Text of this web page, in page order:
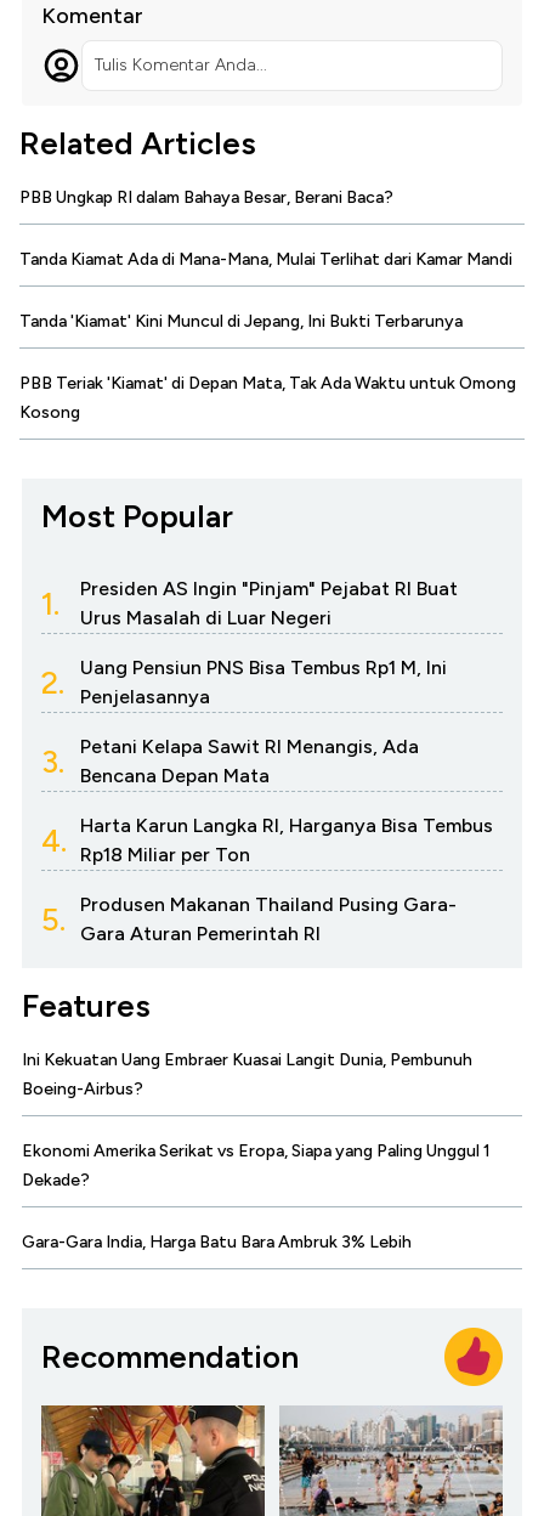
Komentar
Tulis Komentar Anda...
Related Articles
PBB Ungkap RI dalam Bahaya Besar, Berani Baca?
Tanda Kiamat Ada di Mana-Mana, Mulai Terlihat dari Kamar Mandi
Tanda 'Kiamat' Kini Muncul di Jepang, Ini Bukti Terbarunya
PBB Teriak 'Kiamat' di Depan Mata, Tak Ada Waktu untuk Omong
Kosong
Most Popular
1.
Presiden AS Ingin "Pinjam" Pejabat RI Buat
Urus Masalah di Luar Negeri
2.
Uang Pensiun PNS Bisa Tembus Rp1 M, Ini
Penjelasannya
3.
Petani Kelapa Sawit RI Menangis, Ada
Bencana Depan Mata
4.
Harta Karun Langka RI, Harganya Bisa Tembus
Rp18 Miliar per Ton
5.
Produsen Makanan Thailand Pusing Gara-
Gara Aturan Pemerintah RI
Features
Ini Kekuatan Uang Embraer Kuasai Langit Dunia, Pembunuh
Boeing-Airbus?
Ekonomi Amerika Serikat vs Eropa, Siapa yang Paling Unggul 1
Dekade?
Gara-Gara India, Harga Batu Bara Ambruk 3% Lebih
Recommendation